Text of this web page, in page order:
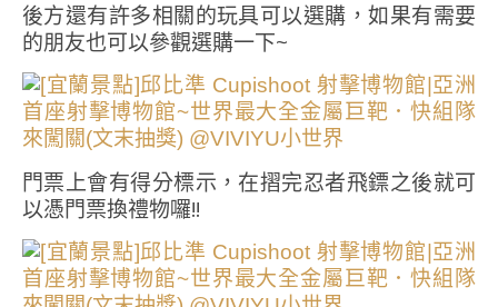
後方還有許多相關的玩具可以選購，如果有需要
的朋友也可以參觀選購一下~
門票上會有得分標示，在摺完忍者飛鏢之後就可
以憑門票換禮物囉!!